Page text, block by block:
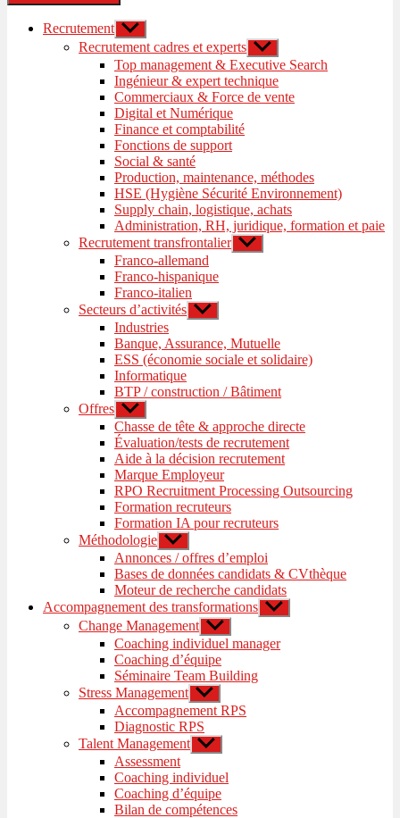
Recrutement Afficher
le
sous-
menu
Recrutement cadres et experts Afficher
le
sous-
menu
Top management & Executive Search
Ingénieur & expert technique
Commerciaux & Force de vente
Digital et Numérique
Finance et comptabilité
Fonctions de support
Social & santé
Production, maintenance, méthodes
HSE (Hygiène Sécurité Environnement)
Supply chain, logistique, achats
Administration, RH, juridique, formation et paie
Recrutement transfrontalier Afficher
le
Franco-allemand
Franco-hispanique
Franco-italien
Secteurs d’activités Afficher
le
menu
Industries
Banque, Assurance, Mutuelle
ESS (économie sociale et solidaire)
Informatique
BTP / construction / Bâtiment
Offres Afficher
le
sous-
menu
Chasse de tête & approche directe
Évaluation/tests de recrutement
Aide à la décision recrutement
Marque Employeur
RPO Recruitment Processing Outsourcing
Formation recruteurs
Formation IA pour recruteurs
Méthodologie Afficher
le
sous-
menu
Annonces / offres d’emploi
Bases de données candidats & CVthèque
Moteur de recherche candidats
Accompagnement des transformations Afficher
le
menu
Change Management Afficher
le
sous-
menu
Coaching individuel manager
Coaching d’équipe
Séminaire Team Building
Stress Management Afficher
le
sous-
menu
Accompagnement RPS
Diagnostic RPS
Talent Management Afficher
le
sous-
menu
Assessment
Coaching individuel
Coaching d’équipe
Bilan de compétences